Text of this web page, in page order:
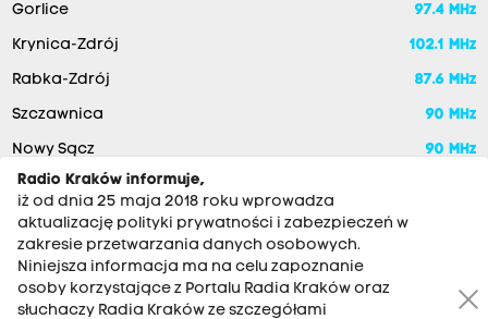
Gorlice 97.4 MHz
Krynica-Zdrój 102.1 MHz
Rabka-Zdrój 87.6 MHz
Szczawnica 90 MHz
Nowy Sącz
90 MHz
Radio Kraków informuje,
iż od dnia 25 maja 2018 roku wprowadza
aktualizację polityki prywatności i zabezpieczeń w
zakresie przetwarzania danych osobowych.
Niniejsza informacja ma na celu zapoznanie
osoby korzystające z Portalu Radia Kraków oraz
słuchaczy Radia Kraków ze szczegółami